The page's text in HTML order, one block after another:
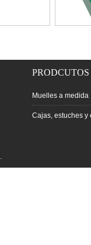
PRODCUTOS
Muelles a medida
Cajas, estuches y